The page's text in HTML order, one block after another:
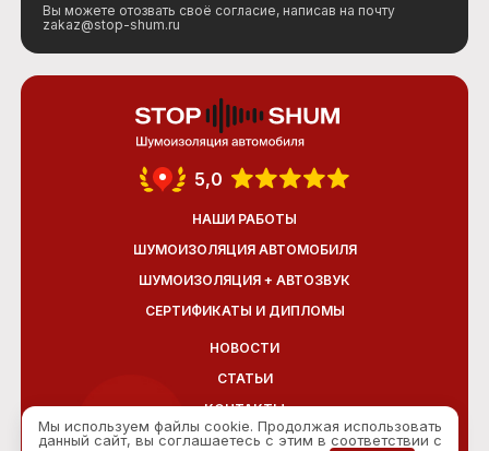
Вы можете отозвать своё согласие, написав на почту
zakaz@stop-shum.ru
5,0
НАШИ РАБОТЫ
ШУМОИЗОЛЯЦИЯ АВТОМОБИЛЯ
ШУМОИЗОЛЯЦИЯ + АВТОЗВУК
СЕРТИФИКАТЫ И ДИПЛОМЫ
НОВОСТИ
СТАТЬИ
КОНТАКТЫ
ОТЗЫВЫ
Мы используем файлы cookie. Продолжая использовать
данный сайт, вы соглашаетесь с этим в соответствии с